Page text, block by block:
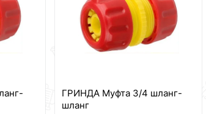
ГРИНДА Муфта 3/4 шланг-
шланг